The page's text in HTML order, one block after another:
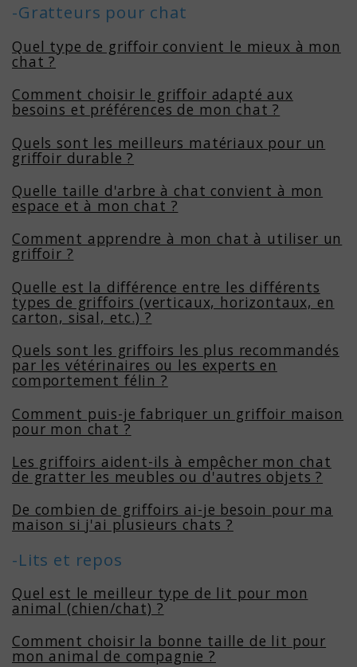
-Gratteurs pour chat
Quel type de griffoir convient le mieux à mon
chat ?
Comment choisir le griffoir adapté aux
besoins et préférences de mon chat ?
Quels sont les meilleurs matériaux pour un
griffoir durable ?
Quelle taille d'arbre à chat convient à mon
espace et à mon chat ?
Comment apprendre à mon chat à utiliser un
griffoir ?
Quelle est la différence entre les différents
types de griffoirs (verticaux, horizontaux, en
carton, sisal, etc.) ?
Quels sont les griffoirs les plus recommandés
par les vétérinaires ou les experts en
comportement félin ?
Comment puis-je fabriquer un griffoir maison
pour mon chat ?
Les griffoirs aident-ils à empêcher mon chat
de gratter les meubles ou d'autres objets ?
De combien de griffoirs ai-je besoin pour ma
maison si j'ai plusieurs chats ?
-Lits et repos
Quel est le meilleur type de lit pour mon
animal (chien/chat) ?
Comment choisir la bonne taille de lit pour
mon animal de compagnie ?